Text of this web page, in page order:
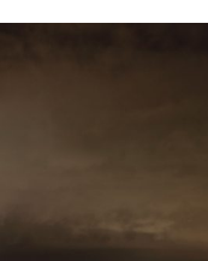
。今回の旅の出発点は